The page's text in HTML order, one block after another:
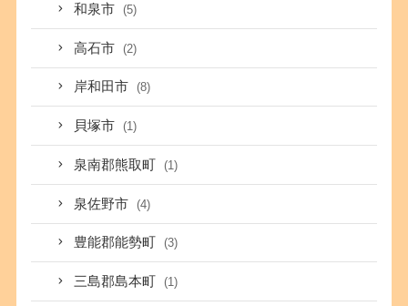
和泉市 (5)
高石市 (2)
岸和田市 (8)
貝塚市 (1)
泉南郡熊取町 (1)
泉佐野市 (4)
豊能郡能勢町 (3)
三島郡島本町 (1)